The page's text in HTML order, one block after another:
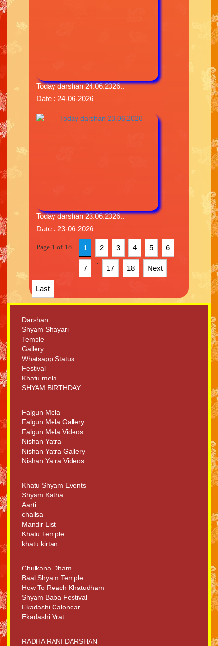
Today darshan 24.06.2026..
Date : 24-06-2026
Today darshan 23.06.2026..
Date : 23-06-2026
Page 1 of 18 1 2 3 4 5 6
7 17 18 Next
Last
Darshan
Shyam Shayari
Temple
Gallery
Whatsapp Status
Festival
Khatu mela
SHYAM BIRTHDAY
Falgun Mela
Falgun Mela Gallery
Falgun Mela Videos
Nishan Yatra
Nishan Yatra Gallery
Nishan Yatra Videos
Khatu Shyam Events
Shyam Katha
Aarti
chalisa
Mandir List
Khatu Temple
khatu kirtan
Chulkana Dham
Baal Shyam Temple
How To Reach Khatudham
Shyam Baba Festival
Ekadashi Calendar
Ekadashi Vrat
RADHA RANI DARSHAN